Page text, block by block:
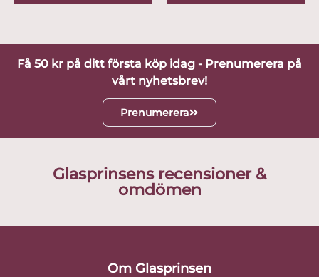
Få 50 kr på ditt första köp idag - Prenumerera på
vårt nyhetsbrev!
Prenumerera
Glasprinsens recensioner &
omdömen
Om Glasprinsen